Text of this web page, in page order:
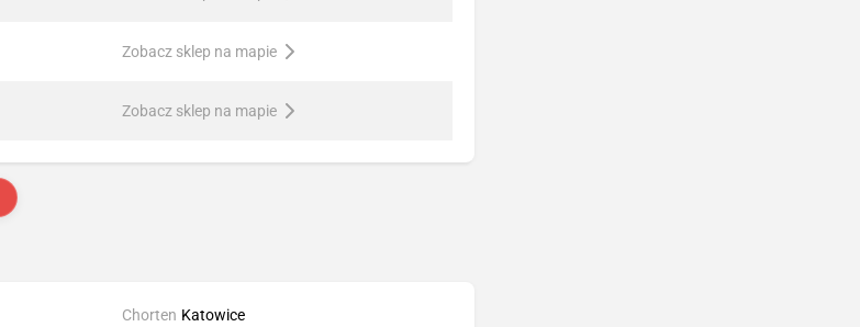
Zobacz sklep na mapie
Zobacz sklep na mapie
Chorten Katowice